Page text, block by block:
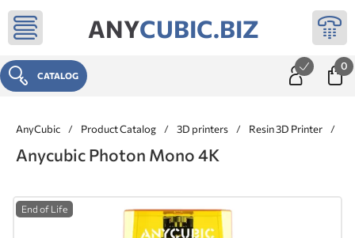
ANYCUBIC.BIZ
CATALOG
0
AnyCubic / Product Catalog / 3D printers / Resin 3D Printer /
Anycubic Photon Mono 4K
End of Life